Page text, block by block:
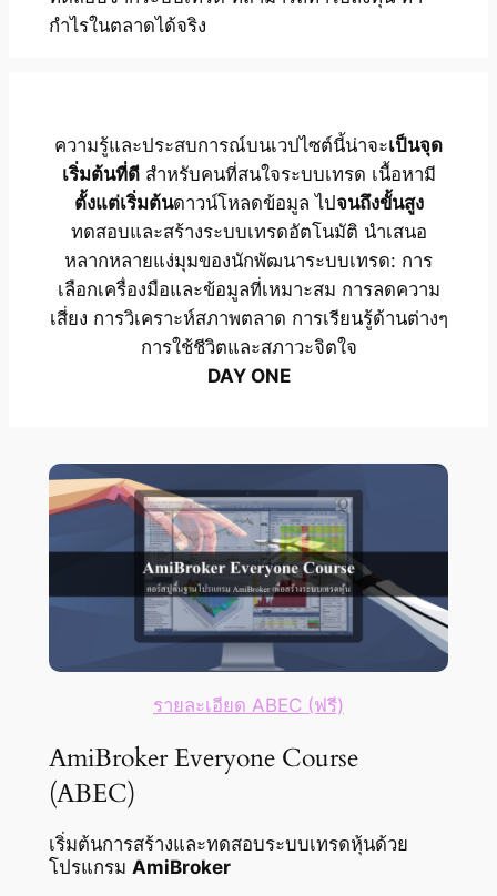
กำไรในตลาดได้จริง
ความรู้และประสบการณ์บนเวปไซต์นี้น่าจะเป็นจุด
เริ่มต้นที่ดีสำหรับคนที่สนใจระบบเทรด เนื้อหามี
ตั้งแต่เริ่มต้นดาวน์โหลดข้อมูล ไปจนถึงขั้นสูง
ทดสอบและสร้างระบบเทรดอัตโนมัติ นำเสนอ
หลากหลายแง่มุมของนักพัฒนาระบบเทรด: การ
เลือกเครื่องมือและข้อมูลที่เหมาะสม การลดความ
เสี่ยง การวิเคราะห์สภาพตลาด การเรียนรู้ด้านต่างๆ
การใช้ชีวิตและสภาวะจิตใจ
DAY ONE
รายละเอียด ABEC (ฟรี)
AmiBroker Everyone Course
(ABEC)
เริ่มต้นการสร้างและทดสอบระบบเทรดหุ้นด้วย
โปรแกรม AmiBroker